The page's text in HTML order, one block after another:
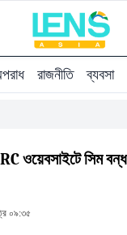
রাজনীতি ব্যবসা
ওয়েবসাইটে সিম
০৯:৩৫